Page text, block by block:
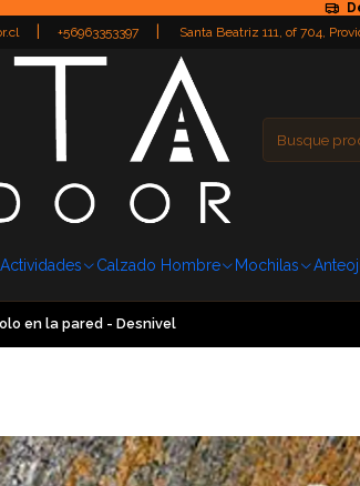
+56963353397
Santa Beatriz 111, of 704,
Actividades Calzado Hombre Mochilas
en la pared - Desnivel